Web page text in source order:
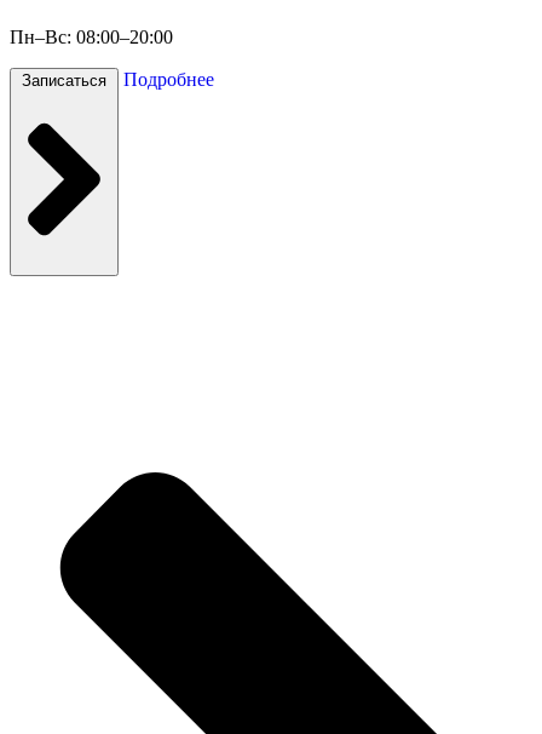
Пн–Вс: 08:00–20:00
Записаться Подробнее